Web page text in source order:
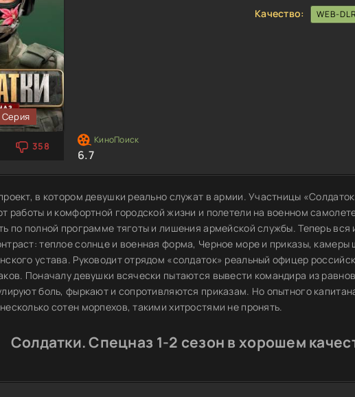
Серия
358
6.7
Качество:
WEB-
в котором девушки реально служат в армии. Участницы
работы и комфортной городской жизни и полетели на военном
по полной программе тяготы и лишения армейской службы. Теперь вся
теплое солнце и военная форма, Черное море и приказы, камеры
устава. Руководит отрядом «солдаток» реальный офицер
Поначалу девушки всячески пытаются вывести командира из
боль, фыркают и сопротивляются приказам. Но опытного
сотен морпехов, такими хитростями не пронять.
Солдатки. Спецназ 1-2 сезон в хорошем